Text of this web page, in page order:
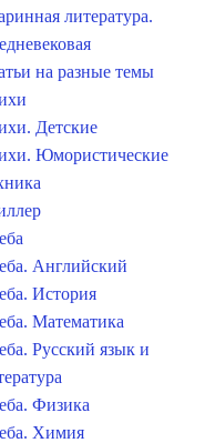
литература.
на разные темы
Детские
Юмористические
Английский
История
Математика
Русский язык и
Физика
Химия